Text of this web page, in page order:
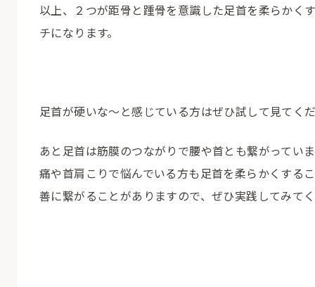
以上、２つが距骨と踵骨を意識した足首を柔らかく
チになります。
足首が硬いな〜と感じている方はぜひ試して見てく
あと足首は筋膜のつながりで腰や首とも繋がってい
痛や首肩こりで悩んでいる方も足首を柔らかくする
善に繋がることがありますので、ぜひ実践してみて